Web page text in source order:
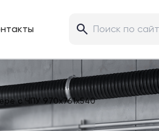
с ЧПУ 970х761х540